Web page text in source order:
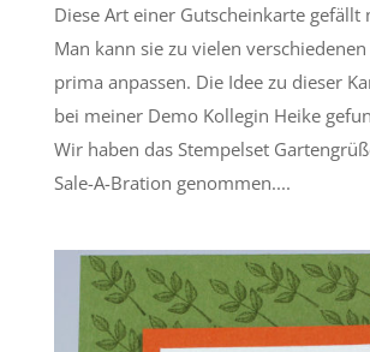
Diese Art einer Gutscheinkarte gefällt
Man kann sie zu vielen verschiedenen
prima anpassen. Die Idee zu dieser
bei meiner Demo Kollegin Heike
Wir haben das Stempelset
Sale-A-Bration genommen....